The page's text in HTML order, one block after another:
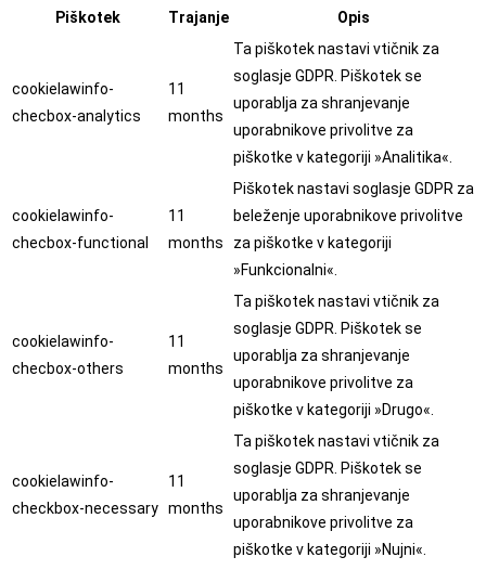
Piškotek
Trajanje Opis
cookielawinfo-
checbox-analytics
11
months
Ta piškotek nastavi vtičnik za
soglasje GDPR. Piškotek se
uporablja za shranjevanje
uporabnikove privolitve za
piškotke v kategoriji »Analitika«.
cookielawinfo-
checbox-functional
11
months
Piškotek nastavi soglasje GDPR za
beleženje uporabnikove privolitve
za piškotke v kategoriji
»Funkcionalni«.
cookielawinfo-
checbox-others
11
months
Ta piškotek nastavi vtičnik za
soglasje GDPR. Piškotek se
uporablja za shranjevanje
uporabnikove privolitve za
piškotke v kategoriji »Drugo«.
cookielawinfo-
checkbox-necessary
11
months
Ta piškotek nastavi vtičnik za
soglasje GDPR. Piškotek se
uporablja za shranjevanje
uporabnikove privolitve za
piškotke v kategoriji »Nujni«.